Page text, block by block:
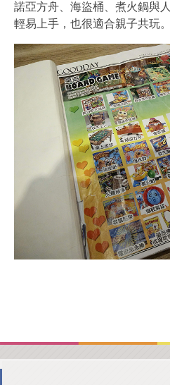
諾亞方舟、海盜桶、煮火鍋與
輕易上手，也很適合親子共玩。